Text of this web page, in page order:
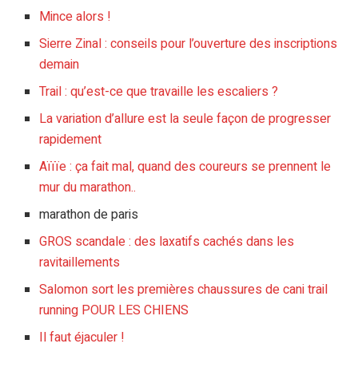
Mince alors !
Sierre Zinal : conseils pour l’ouverture des inscriptions
demain
Trail : qu’est-ce que travaille les escaliers ?
La variation d’allure est la seule façon de progresser
rapidement
Aïïïe : ça fait mal, quand des coureurs se prennent le
mur du marathon..
marathon de paris
GROS scandale : des laxatifs cachés dans les
ravitaillements
Salomon sort les premières chaussures de cani trail
running POUR LES CHIENS
Il faut éjaculer !